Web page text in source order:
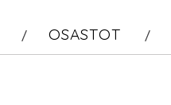
OSASTOT